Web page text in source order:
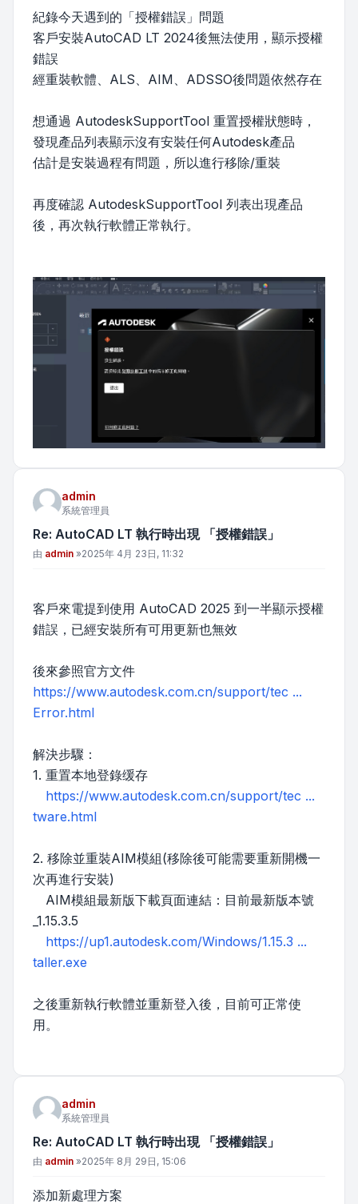
紀錄今天遇到的「授權錯誤」問題
客戶安裝AutoCAD LT 2024後無法使用，顯示授權
錯誤
經重裝軟體、ALS、AIM、ADSSO後問題依然存在
想通過 AutodeskSupportTool 重置授權狀態時，
發現產品列表顯示沒有安裝任何Autodesk產品
估計是安裝過程有問題，所以進行移除/重裝
再度確認 AutodeskSupportTool 列表出現產品
後，再次執行軟體正常執行。
admin
系統管理員
Re: AutoCAD LT 執行時出現 「授權錯誤」
文章
由 admin »2025年 4月 23日, 11:32
客戶來電提到使用 AutoCAD 2025 到一半顯示授權
錯誤，已經安裝所有可用更新也無效
後來參照官方文件
https://www.autodesk.com.cn/support/tec ...
Error.html
解決步驟：
1. 重置本地登錄缓存
https://www.autodesk.com.cn/support/tec ...
tware.html
2. 移除並重裝AIM模組(移除後可能需要重新開機一
次再進行安裝)
AIM模組最新版下載頁面連結：目前最新版本號
_1.15.3.5
https://up1.autodesk.com/Windows/1.15.3 ...
taller.exe
之後重新執行軟體並重新登入後，目前可正常使
用。
admin
系統管理員
Re: AutoCAD LT 執行時出現 「授權錯誤」
文章
由 admin »2025年 8月 29日, 15:06
添加新處理方案